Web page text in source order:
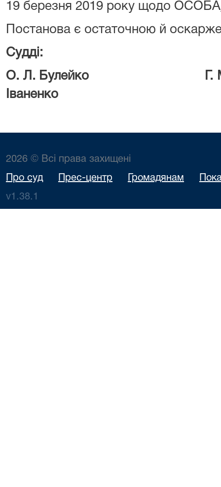
19 березня 2019 року щодо
Постанова є остаточною й
Судді:
О. Л. Булейко Г. М.
Іваненко
2026 © Всі права захищені
Про суд Прес-центр Громадянам
v1.38.1